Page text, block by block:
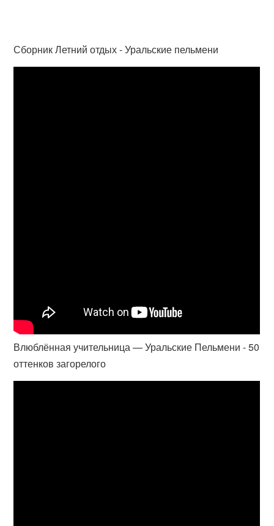
Сборник Летний отдых - Уральские пельмени
Влюблённая учительница — Уральские Пельмени - 50
оттенков загорелого